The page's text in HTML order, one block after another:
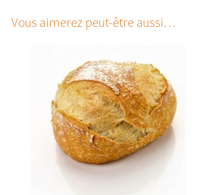
Vous aimerez peut-être aussi…